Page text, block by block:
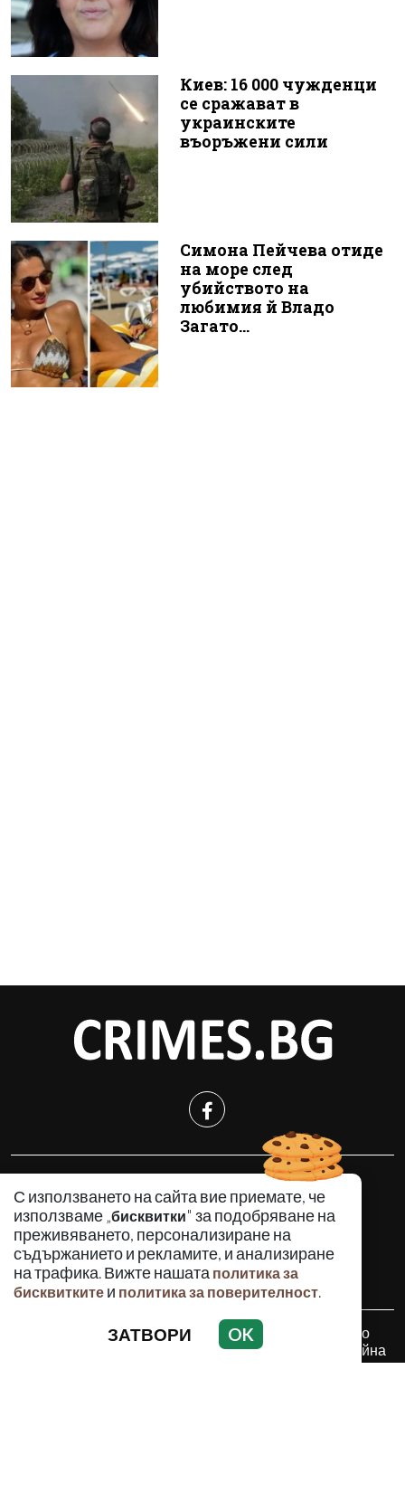
Киев: 16 000 чужденци
се сражават в
украинските
въоръжени сили
Симона Пейчева отиде
на море след
убийството на
любимия й Владо
Загато...
С използването на сайта вие приемате, че
използваме „бисквитки" за подобряване на
преживяването, персонализиране на
съдържанието и рекламите, и анализиране
на трафика. Вижте нашата политика за
бисквитките и политика за поверителност.
ЗАТВОРИ OK
КРИМИНАЛНО
ИНЦИДЕНТИ
АНАЛИЗИ
ПО СВЕТА
ВОДЕЩИ ТЕМИ
Използването и публикуването на част или цялото
съдържание на Crimes.BG без разрешение на Медийна